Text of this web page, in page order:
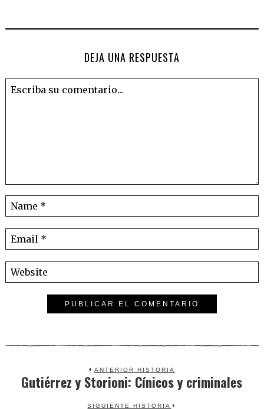
DEJA UNA RESPUESTA
ANTERIOR HISTORIA
Previous
Gutiérrez y Storioni: Cínicos y criminales
SIGUIENTE HISTORIA